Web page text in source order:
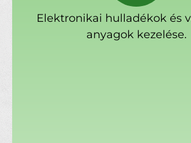
Elektronikai hulladékok és
anyagok kezelése.